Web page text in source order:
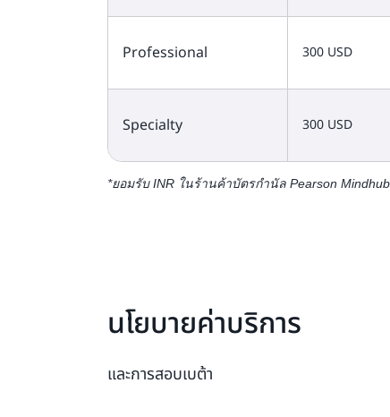
Professional 300 USD
Specialty 300 USD
*ยอมรับ INR ในร้านค้าบัตรกำนัล Pearson
นโยบายค่าบริการ
และการสอบเบต้า